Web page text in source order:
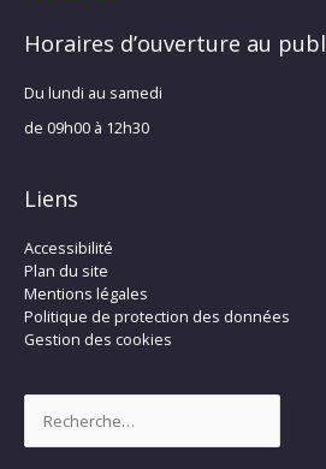
Horaires d’ouverture au
Du lundi au samedi
de 09h00 à 12h30
Liens
Accessibilité
Plan du site
Mentions légales
Politique de protection des données
Gestion des cookies